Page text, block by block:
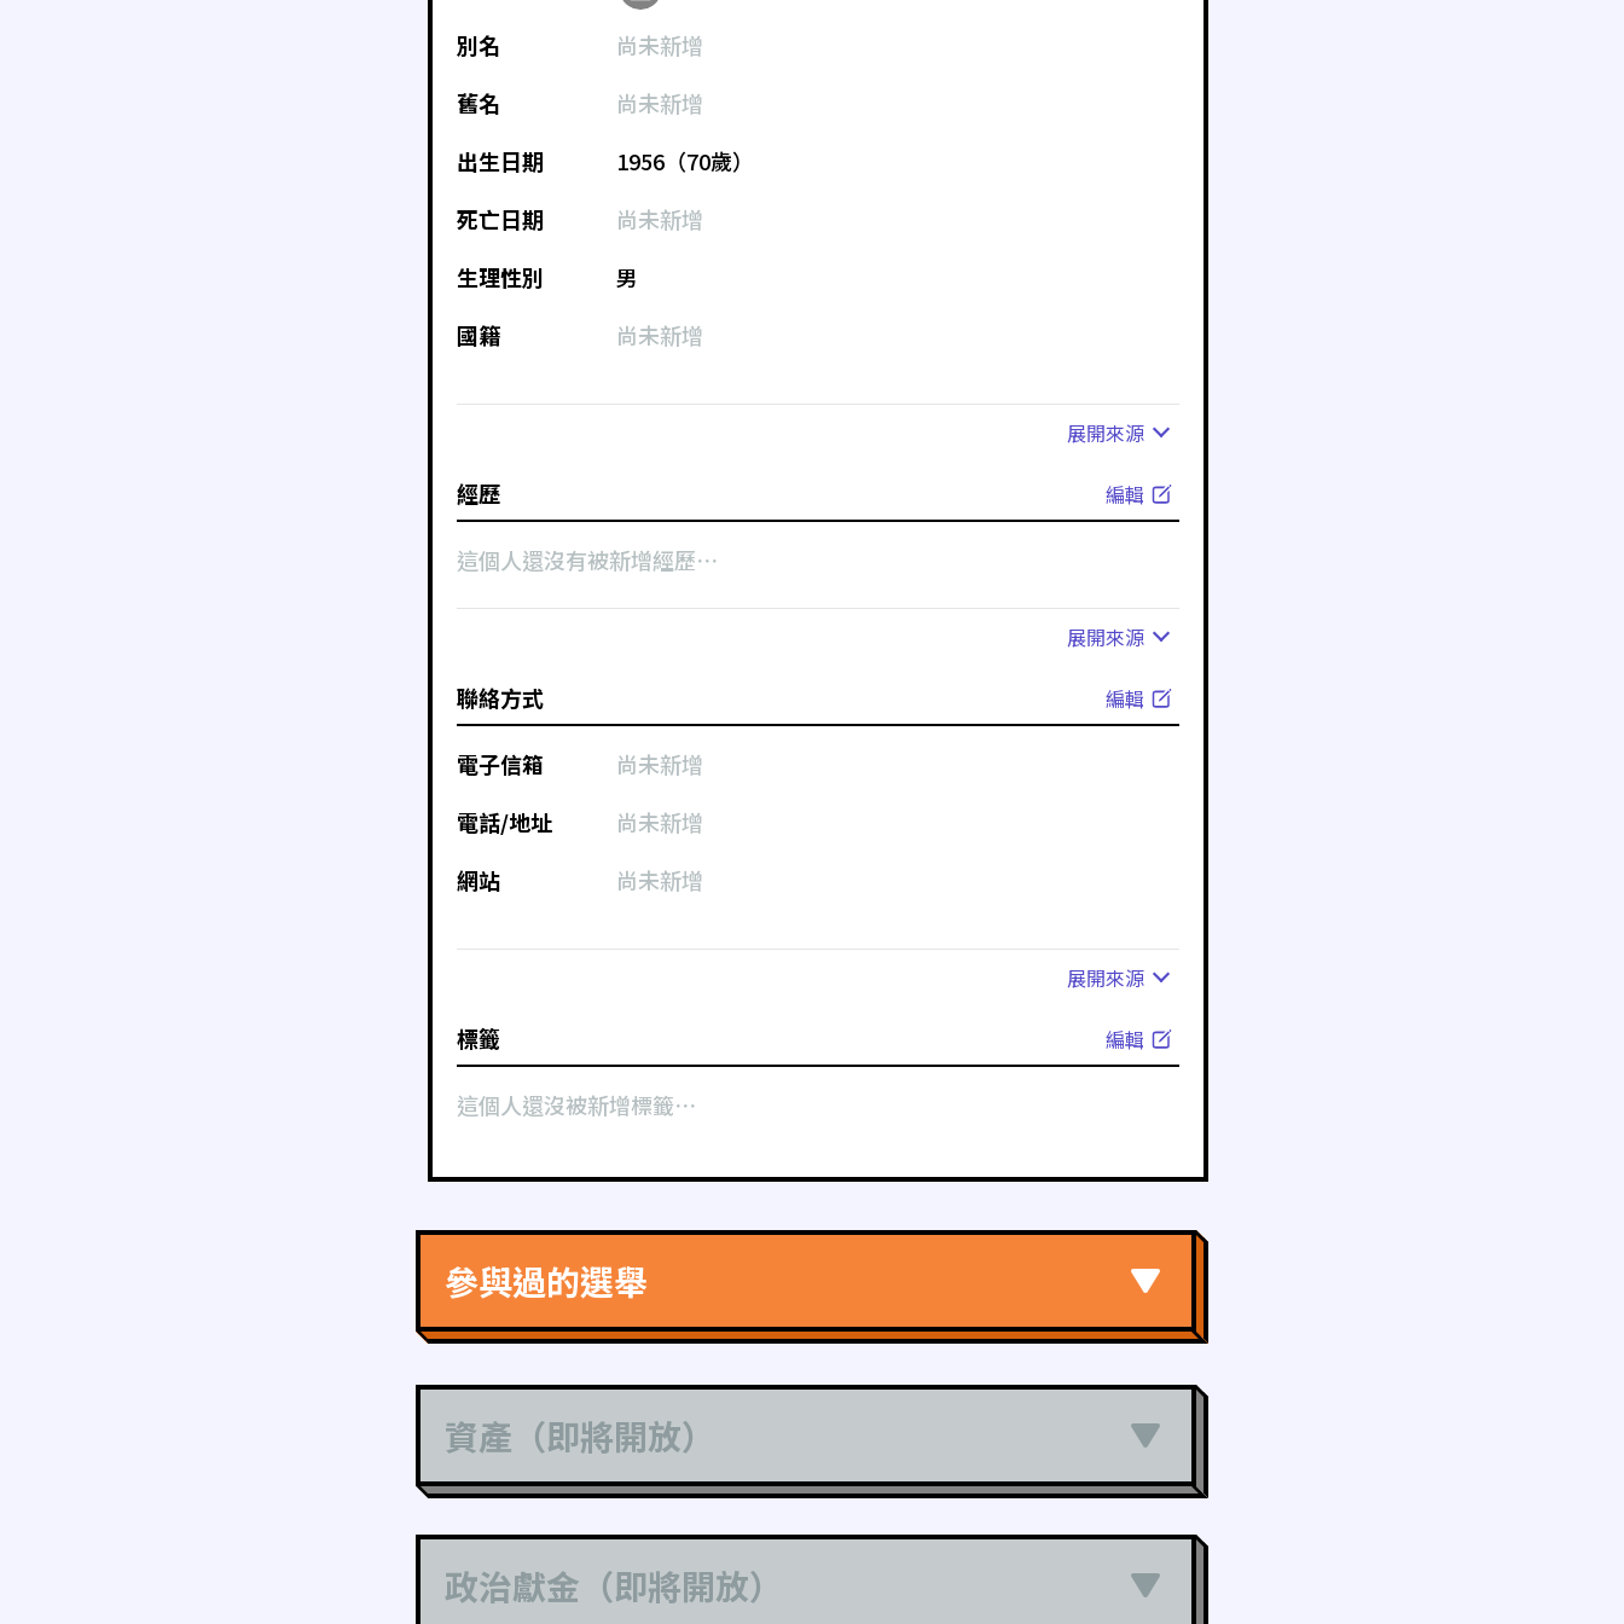
別名
尚未新增
舊名
尚未新增
出生日期
1956（70歲）
死亡日期
尚未新增
生理性別
男
國籍
尚未新增
展開來源
經歷 編輯
這個人還沒有被新增經歷⋯
展開來源
聯絡方式 編輯
電子信箱
尚未新增
電話/地址
尚未新增
網站
尚未新增
展開來源
標籤 編輯
這個人還沒被新增標籤⋯
參與過的選舉
資產（即將開放）
政治獻金（即將開放）